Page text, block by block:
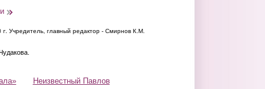
г. Учредитель, главный редактор - Смирнов К.М.
Неизвестный Павлов